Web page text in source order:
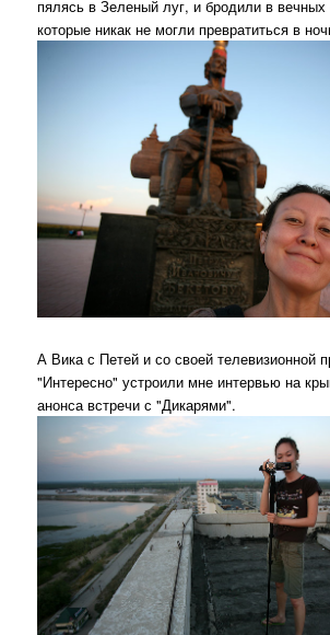
пялясь в Зеленый луг, и бродили в вечных
которые никак не могли превратиться в
А Вика с Петей и со своей телевизионной
"Интересно" устроили мне интервью на
анонса встречи с "Дикарями".